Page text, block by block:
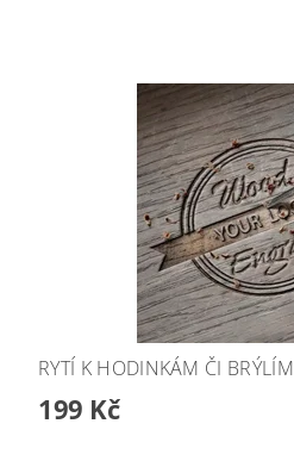
RYTÍ K HODINKÁM ČI BRÝLÍM
199 Kč